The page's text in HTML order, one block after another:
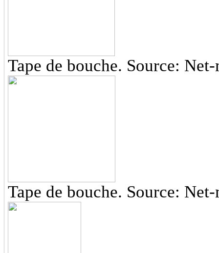
Tape de bouche. Source:
Tape de bouche. Source: